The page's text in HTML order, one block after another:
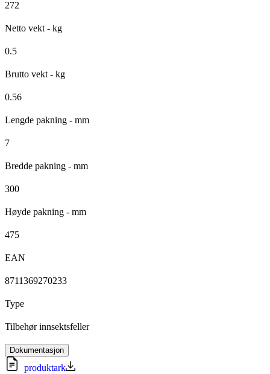
272
Netto vekt - kg
0.5
Brutto vekt - kg
0.56
Lengde pakning - mm
7
Bredde pakning - mm
300
Høyde pakning - mm
475
EAN
8711369270233
Type
Tilbehør innsektsfeller
Dokumentasjon
produktark